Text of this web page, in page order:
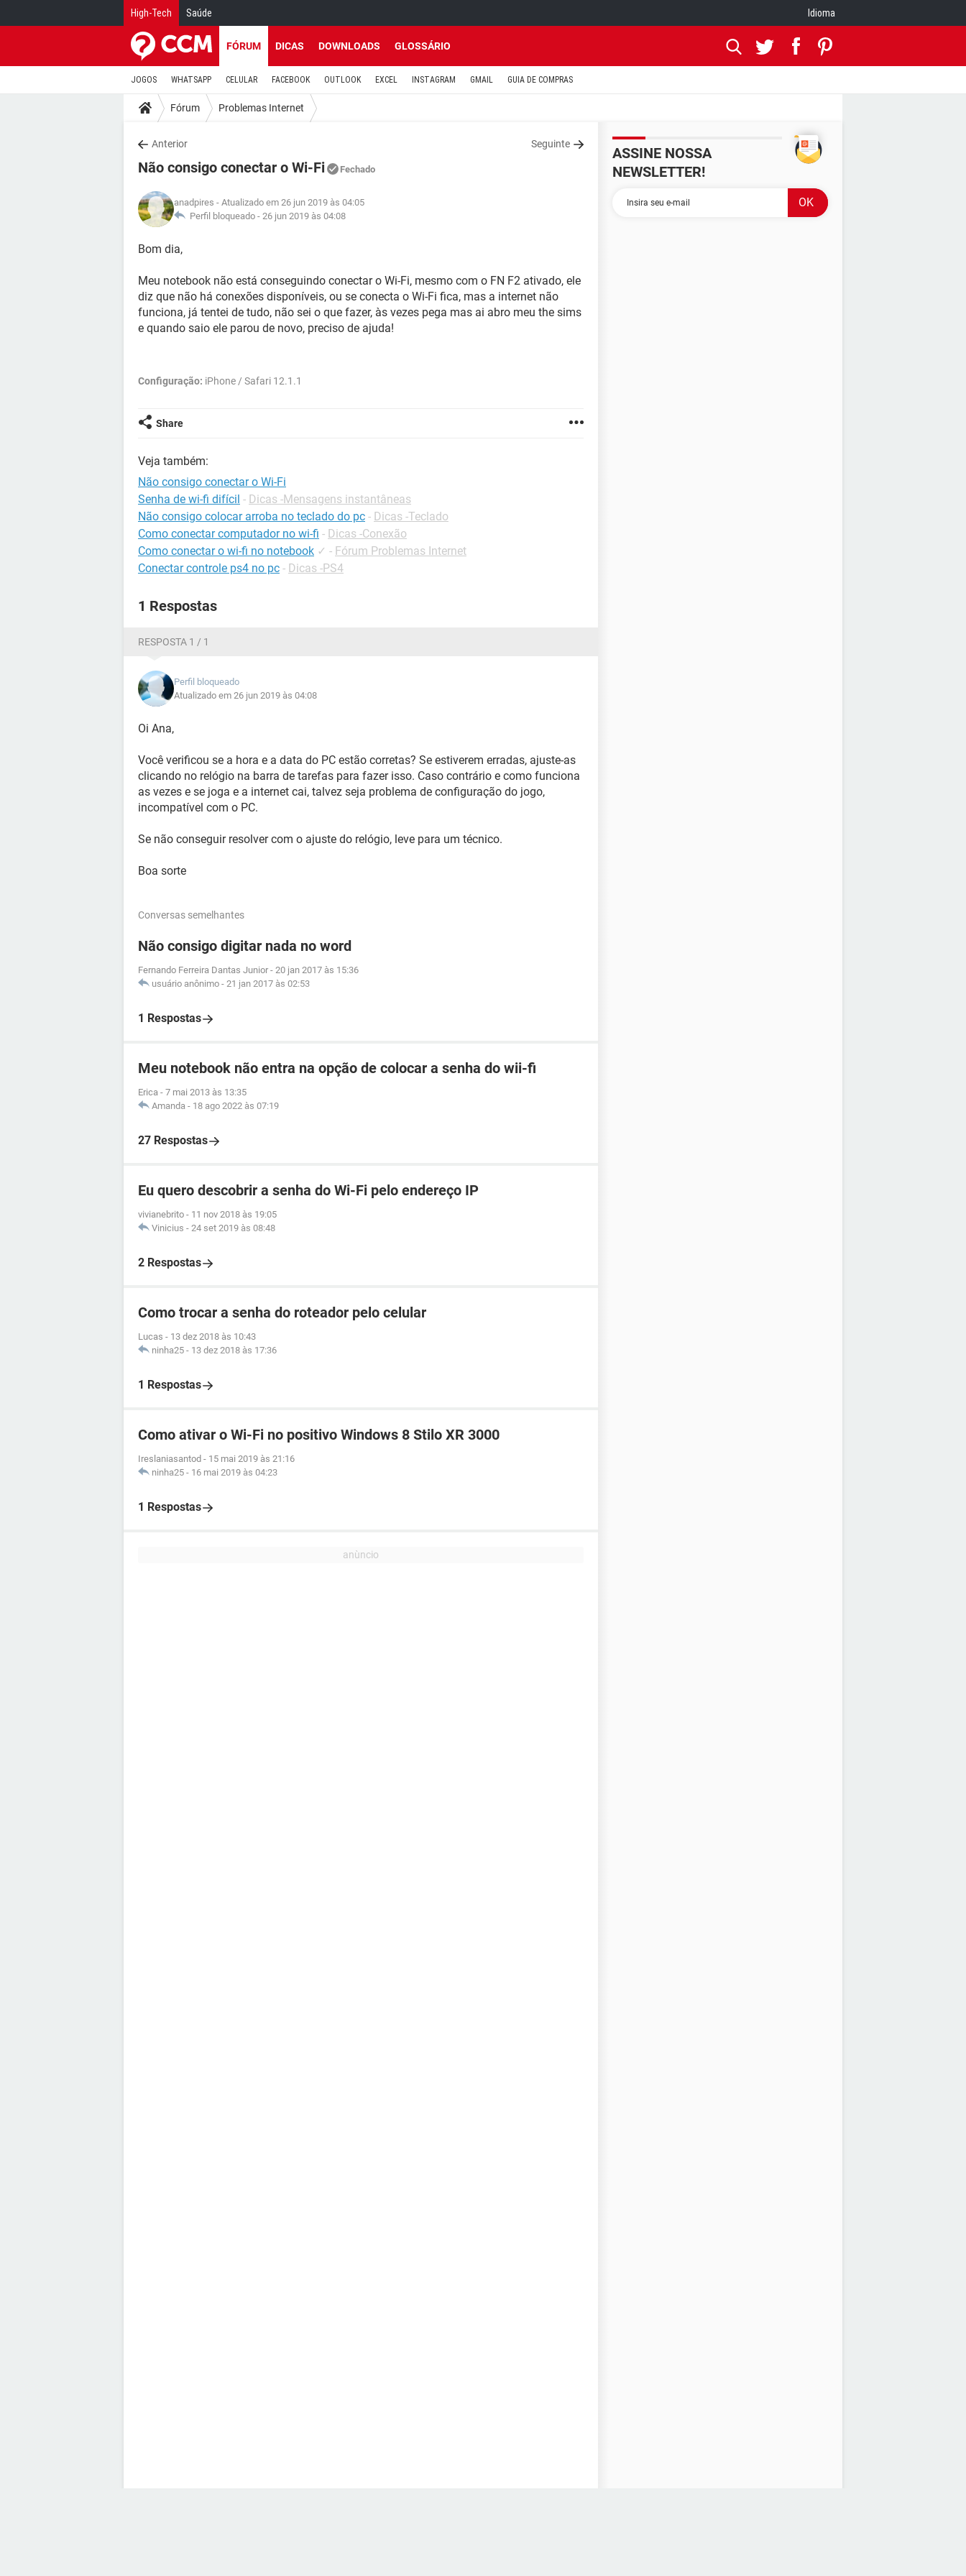
High-Tech Saúde Idioma
FÓRUM DICAS DOWNLOADS GLOSSÁRIO
JOGOS WHATSAPP CELULAR FACEBOOK OUTLOOK EXCEL INSTAGRAM GMAIL GUIA DE COMPRAS
Fórum Problemas Internet
Anterior Seguinte
Não consigo conectar o Wi-Fi Fechado
anadpires - Atualizado em 26 jun 2019 às 04:05
Perfil bloqueado - 26 jun 2019 às 04:08
Bom dia,
Meu notebook não está conseguindo conectar o Wi-Fi, mesmo com o FN F2 ativado, ele
diz que não há conexões disponíveis, ou se conecta o Wi-Fi fica, mas a internet não
funciona, já tentei de tudo, não sei o que fazer, às vezes pega mas ai abro meu the sims
e quando saio ele parou de novo, preciso de ajuda!
Configuração: iPhone / Safari 12.1.1
Share
Veja também:
Não consigo conectar o Wi-Fi
Senha de wi-fi difícil - Dicas -Mensagens instantâneas
Não consigo colocar arroba no teclado do pc - Dicas -Teclado
Como conectar computador no wi-fi - Dicas -Conexão
Como conectar o wi-fi no notebook ✓ - Fórum Problemas Internet
Conectar controle ps4 no pc - Dicas -PS4
1 Respostas
RESPOSTA 1 / 1
Perfil bloqueado
Atualizado em 26 jun 2019 às 04:08
Oi Ana,
Você verificou se a hora e a data do PC estão corretas? Se estiverem erradas, ajuste-as
clicando no relógio na barra de tarefas para fazer isso. Caso contrário e como funciona
as vezes e se joga e a internet cai, talvez seja problema de configuração do jogo,
incompatível com o PC.
Se não conseguir resolver com o ajuste do relógio, leve para um técnico.
Boa sorte
Conversas semelhantes
Não consigo digitar nada no word
Fernando Ferreira Dantas Junior - 20 jan 2017 às 15:36
usuário anônimo - 21 jan 2017 às 02:53
1 Respostas
Meu notebook não entra na opção de colocar a senha do wii-fi
Erica - 7 mai 2013 às 13:35
Amanda - 18 ago 2022 às 07:19
27 Respostas
Eu quero descobrir a senha do Wi-Fi pelo endereço IP
vivianebrito - 11 nov 2018 às 19:05
Vinicius - 24 set 2019 às 08:48
2 Respostas
Como trocar a senha do roteador pelo celular
Lucas - 13 dez 2018 às 10:43
ninha25 - 13 dez 2018 às 17:36
1 Respostas
Como ativar o Wi-Fi no positivo Windows 8 Stilo XR 3000
Ireslaniasantod - 15 mai 2019 às 21:16
ninha25 - 16 mai 2019 às 04:23
1 Respostas
ASSINE NOSSA
NEWSLETTER!